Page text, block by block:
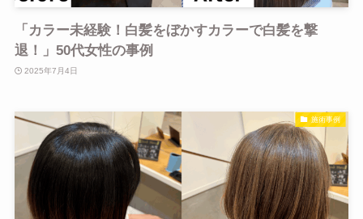
「カラー未経験！白髪をぼかすカラーで白髪を撃
退！」50代女性の事例
2025年7月4日
施術事例